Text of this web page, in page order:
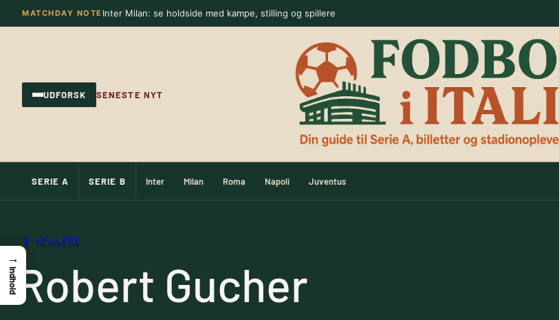
Spring
til
MATCHDAY NOTE Inter Milan: se holdside med kampe, stilling og spillere
UDFORSK SENESTE NYT
SERIE A SERIE B Inter Milan Roma Napoli Juventus
SPILLERE
Robert Gucher
→
Indhold